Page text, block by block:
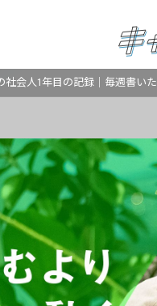
社会人1年目の記録｜毎週書いた